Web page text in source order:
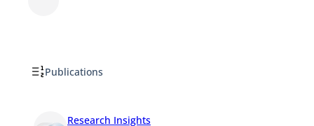
Publications
Research Insights